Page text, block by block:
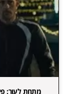
מתחת לעור: